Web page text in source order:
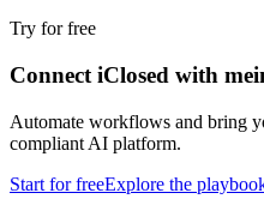
Try for free
Connect iClosed with
Automate workflows and bring
compliant AI platform.
Start for freeExplore the